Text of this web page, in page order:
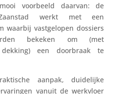
voorbeeld daarvan: de
werkt met een
waarbij vastgelopen dossiers
bekeken om (met
dekking) een doorbraak te
aanpak, duidelijke
vanuit de werkvloer